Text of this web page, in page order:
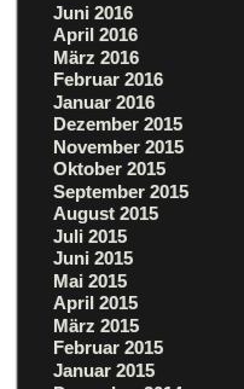
Juni 2016
April 2016
März 2016
Februar 2016
Januar 2016
Dezember 2015
November 2015
Oktober 2015
September 2015
August 2015
Juli 2015
Juni 2015
Mai 2015
April 2015
März 2015
Februar 2015
Januar 2015